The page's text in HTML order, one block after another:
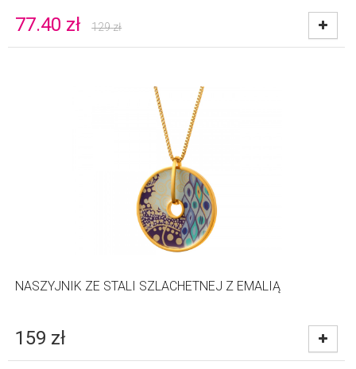
77.40 zł 129zł
NASZYJNIK ZE STALI SZLACHETNEJ Z EMALIĄ
159 zł